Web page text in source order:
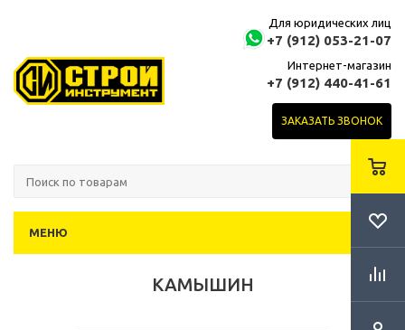
Для юридических лиц
+7 (912) 053-21-07
Интернет-магазин
+7 (912) 440-41-61
ЗАКАЗАТЬ ЗВОНОК
МЕНЮ
КАМЫШИН